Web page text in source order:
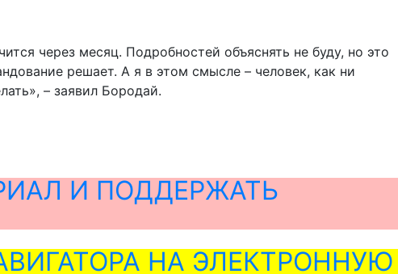
через месяц. Подробностей объяснять не буду, но это
решает. А я в этом смысле – человек, как ни
– заявил Бородай.
И ПОДДЕРЖАТЬ
НА ЭЛЕКТРОННУЮ